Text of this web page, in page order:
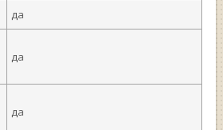
да
да
да